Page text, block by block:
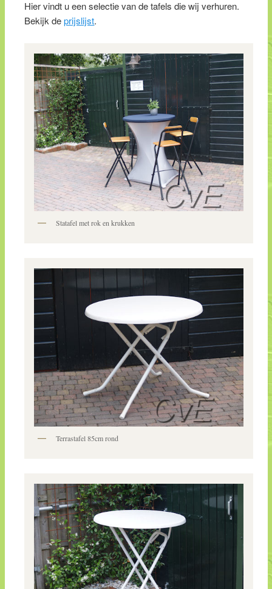
Hier vindt u een selectie van de tafels die wij verhuren.
Bekijk deprijslijst.
Statafel met rok en krukken
Terrastafel 85cm rond